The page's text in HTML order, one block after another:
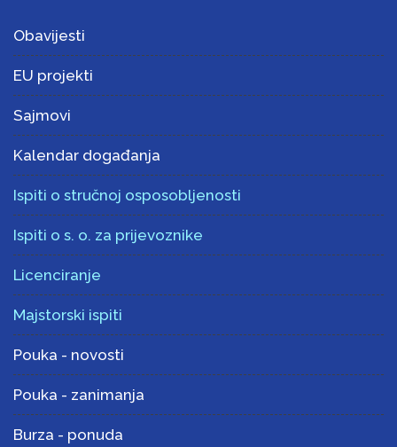
Obavijesti
EU projekti
Sajmovi
Kalendar događanja
Ispiti o stručnoj osposobljenosti
Ispiti o s. o. za prijevoznike
Licenciranje
Majstorski ispiti
Pouka - novosti
Pouka - zanimanja
Burza - ponuda